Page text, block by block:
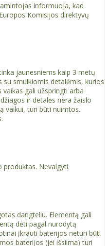
informuoja, kad
Komisijos direktyvų
jaunesniems kaip 3 metų
su smulkiomis detalėmis, kurios
gali užspringti arba
ir detalės nėra žaislo
vaikui, turi būti nuimtos.
produktas. Nevalgyti.
dangteliu. Elementą gali
dėti pagal nurodytą
įkrauti baterijos neturi būti
baterijos (jei išsiima) turi